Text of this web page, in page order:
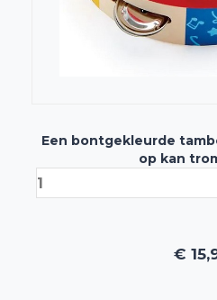
Een bontgekleurde
op kan
€